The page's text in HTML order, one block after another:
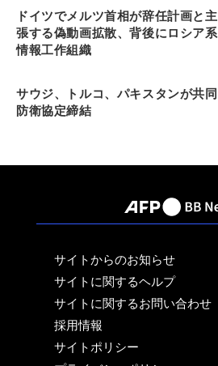
ドイツでメルツ首相が辞任計画と主
張する偽動画拡散、背後にロシア系
情報工作組織
サウジ、トルコ、パキスタンが共同
防衛協定締結
サイトからのお知らせ
サイトに関するヘルプ
サイトに関するお問い合わせ
採用情報
サイトポリシー